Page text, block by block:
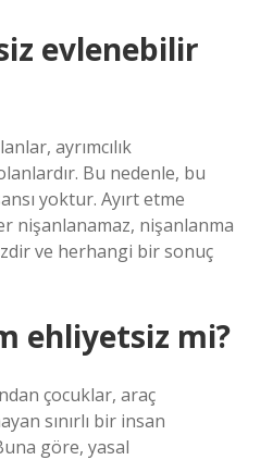
evlenebilir
ayrımcılık
Bu nedenle, bu
yoktur. Ayırt etme
nişanlanamaz, nişanlanma
ve herhangi bir sonuç
ehliyetsiz mi?
çocuklar, araç
sınırlı bir insan
göre, yasal